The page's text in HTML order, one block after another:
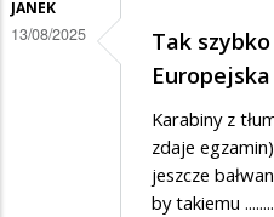
JANEK
13/08/2025
Tak
Karabiny z
zdaje
jeszcze
by takiemu